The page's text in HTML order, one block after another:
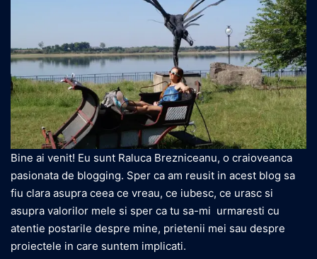
Bine ai venit! Eu sunt Raluca Brezniceanu, o craioveanca
pasionata de blogging. Sper ca am reusit in acest blog sa
fiu clara asupra ceea ce vreau, ce iubesc, ce urasc si
asupra valorilor mele si sper ca tu sa-mi urmaresti cu
atentie postarile despre mine, prietenii mei sau despre
proiectele in care suntem implicati.